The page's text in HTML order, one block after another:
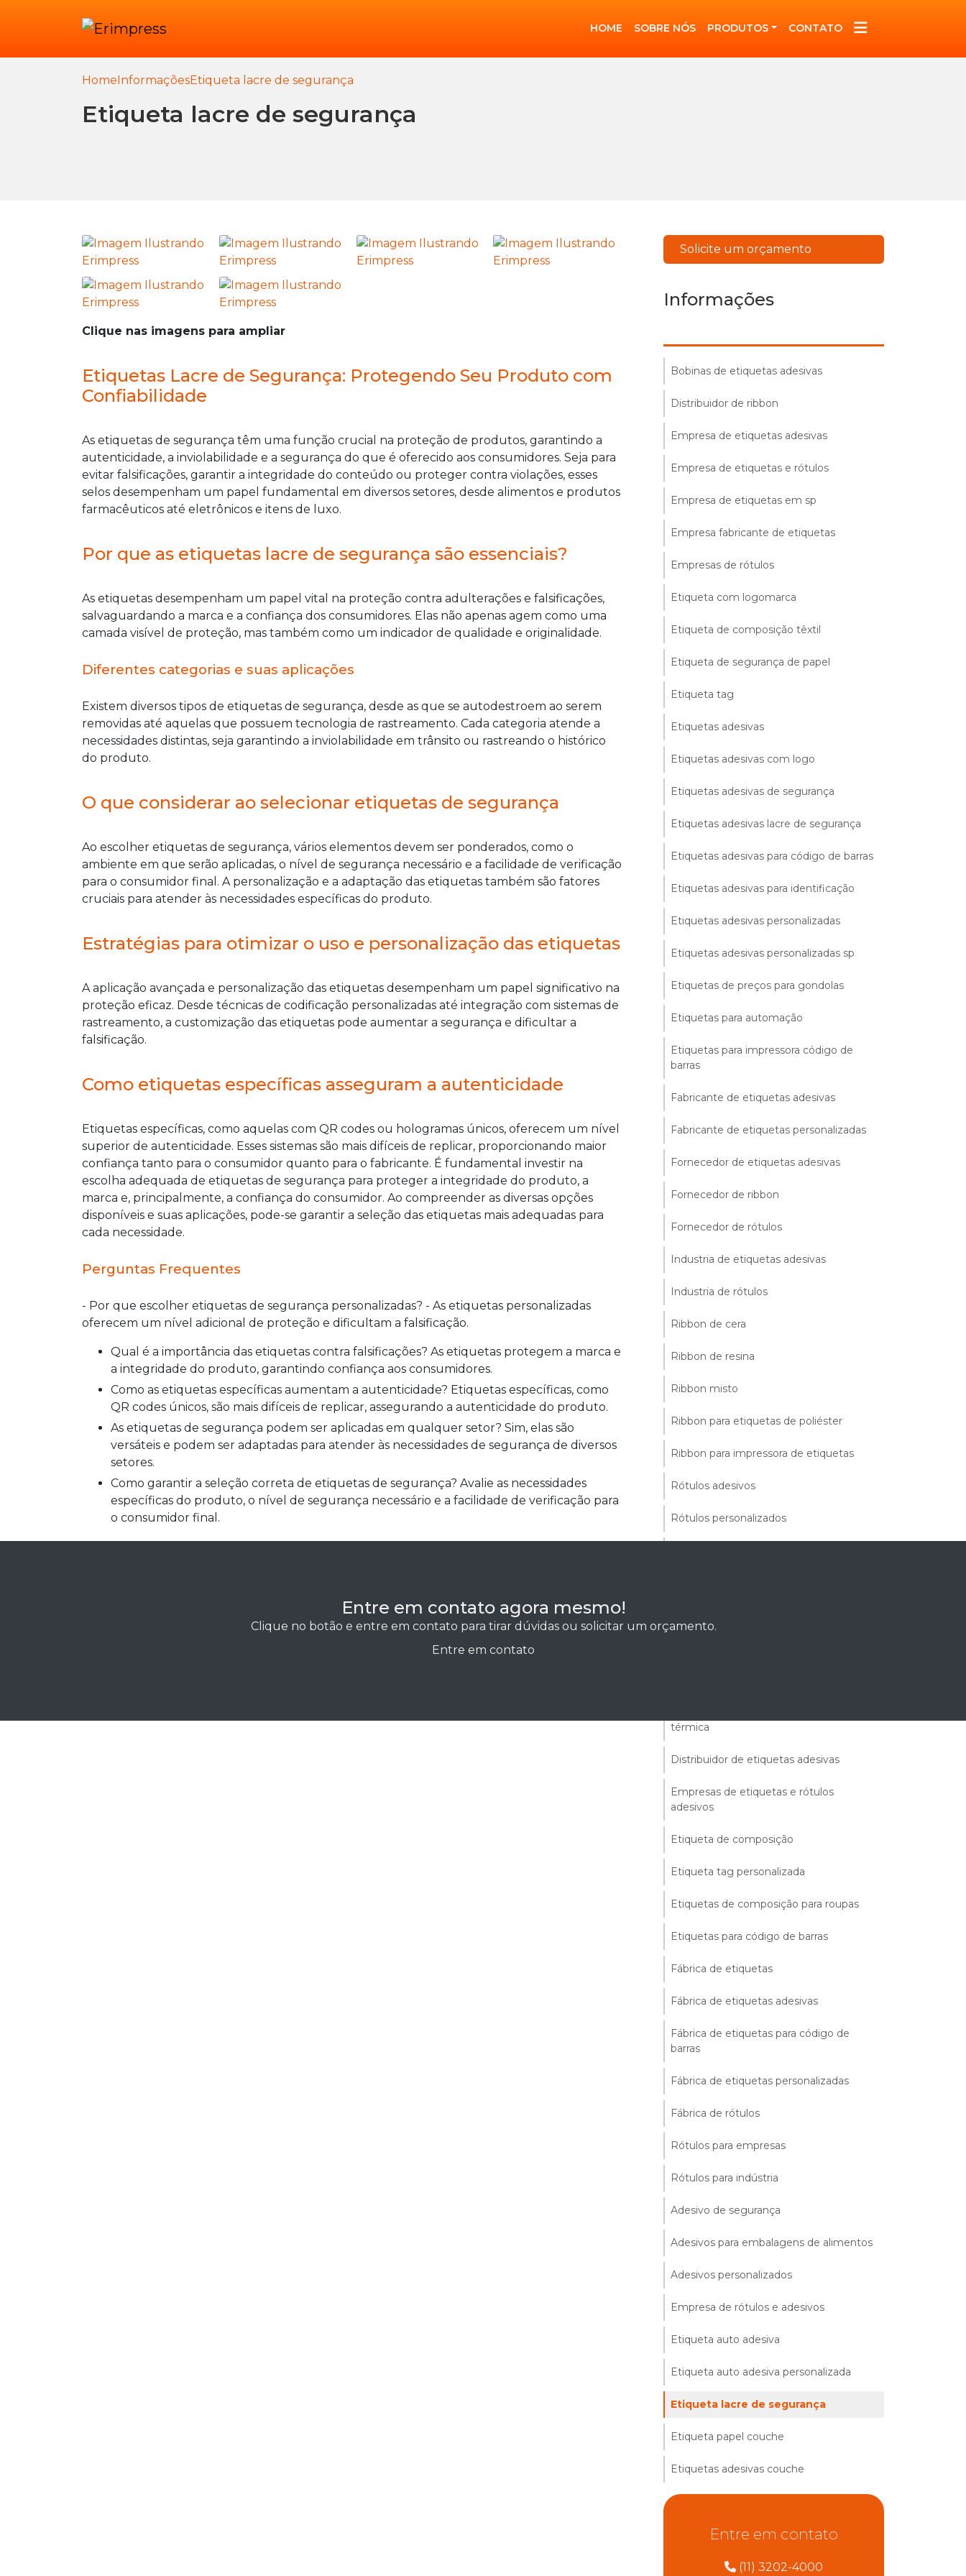
HOME SOBRE NÓS PRODUTOS CONTATO
HomeInformaçõesEtiqueta lacre de segurança
Etiqueta lacre de segurança
Clique nas imagens para ampliar
Etiquetas Lacre de Segurança: Protegendo Seu Produto com
Confiabilidade
As etiquetas de segurança têm uma função crucial na proteção de produtos, garantindo a
autenticidade, a inviolabilidade e a segurança do que é oferecido aos consumidores. Seja para
evitar falsificações, garantir a integridade do conteúdo ou proteger contra violações, esses
selos desempenham um papel fundamental em diversos setores, desde alimentos e produtos
farmacêuticos até eletrônicos e itens de luxo.
Por que as etiquetas lacre de segurança são essenciais?
As etiquetas desempenham um papel vital na proteção contra adulterações e falsificações,
salvaguardando a marca e a confiança dos consumidores. Elas não apenas agem como uma
camada visível de proteção, mas também como um indicador de qualidade e originalidade.
Diferentes categorias e suas aplicações
Existem diversos tipos de etiquetas de segurança, desde as que se autodestroem ao serem
removidas até aquelas que possuem tecnologia de rastreamento. Cada categoria atende a
necessidades distintas, seja garantindo a inviolabilidade em trânsito ou rastreando o histórico
do produto.
O que considerar ao selecionar etiquetas de segurança
Ao escolher etiquetas de segurança, vários elementos devem ser ponderados, como o
ambiente em que serão aplicadas, o nível de segurança necessário e a facilidade de verificação
para o consumidor final. A personalização e a adaptação das etiquetas também são fatores
cruciais para atender às necessidades específicas do produto.
Estratégias para otimizar o uso e personalização das etiquetas
A aplicação avançada e personalização das etiquetas desempenham um papel significativo na
proteção eficaz. Desde técnicas de codificação personalizadas até integração com sistemas de
rastreamento, a customização das etiquetas pode aumentar a segurança e dificultar a
falsificação.
Como etiquetas específicas asseguram a autenticidade
Etiquetas específicas, como aquelas com QR codes ou hologramas únicos, oferecem um nível
superior de autenticidade. Esses sistemas são mais difíceis de replicar, proporcionando maior
confiança tanto para o consumidor quanto para o fabricante. É fundamental investir na
escolha adequada de etiquetas de segurança para proteger a integridade do produto, a
marca e, principalmente, a confiança do consumidor. Ao compreender as diversas opções
disponíveis e suas aplicações, pode-se garantir a seleção das etiquetas mais adequadas para
cada necessidade.
Perguntas Frequentes
- Por que escolher etiquetas de segurança personalizadas? - As etiquetas personalizadas
oferecem um nível adicional de proteção e dificultam a falsificação.
Qual é a importância das etiquetas contra falsificações? As etiquetas protegem a marca e
a integridade do produto, garantindo confiança aos consumidores.
Como as etiquetas específicas aumentam a autenticidade? Etiquetas específicas, como
QR codes únicos, são mais difíceis de replicar, assegurando a autenticidade do produto.
As etiquetas de segurança podem ser aplicadas em qualquer setor? Sim, elas são
versáteis e podem ser adaptadas para atender às necessidades de segurança de diversos
setores.
Como garantir a seleção correta de etiquetas de segurança? Avalie as necessidades
específicas do produto, o nível de segurança necessário e a facilidade de verificação para
o consumidor final.
Entre em contato agora mesmo!
Clique no botão e entre em contato para tirar dúvidas ou solicitar um orçamento.
Entre em contato
Solicite um orçamento
Informações
Bobinas de etiquetas adesivas
Distribuidor de ribbon
Empresa de etiquetas adesivas
Empresa de etiquetas e rótulos
Empresa de etiquetas em sp
Empresa fabricante de etiquetas
Empresas de rótulos
Etiqueta com logomarca
Etiqueta de composição têxtil
Etiqueta de segurança de papel
Etiqueta tag
Etiquetas adesivas
Etiquetas adesivas com logo
Etiquetas adesivas de segurança
Etiquetas adesivas lacre de segurança
Etiquetas adesivas para código de barras
Etiquetas adesivas para identificação
Etiquetas adesivas personalizadas
Etiquetas adesivas personalizadas sp
Etiquetas de preços para gondolas
Etiquetas para automação
Etiquetas para impressora código de
barras
Fabricante de etiquetas adesivas
Fabricante de etiquetas personalizadas
Fornecedor de etiquetas adesivas
Fornecedor de ribbon
Fornecedor de rótulos
Industria de etiquetas adesivas
Industria de rótulos
Ribbon de cera
Ribbon de resina
Ribbon misto
Ribbon para etiquetas de poliéster
Ribbon para impressora de etiquetas
Rótulos adesivos
Rótulos personalizados
térmica
Distribuidor de etiquetas adesivas
Empresas de etiquetas e rótulos
adesivos
Etiqueta de composição
Etiqueta tag personalizada
Etiquetas de composição para roupas
Etiquetas para código de barras
Fábrica de etiquetas
Fábrica de etiquetas adesivas
Fábrica de etiquetas para código de
barras
Fábrica de etiquetas personalizadas
Fábrica de rótulos
Rótulos para empresas
Rótulos para indústria
Adesivo de segurança
Adesivos para embalagens de alimentos
Adesivos personalizados
Empresa de rótulos e adesivos
Etiqueta auto adesiva
Etiqueta auto adesiva personalizada
Etiqueta lacre de segurança
Etiqueta papel couche
Etiquetas adesivas couche
Etiquetas dados variáveis
Etiquetas para embalagens de alimentos
Etiquetas personalizadas
Entre em contato
(11) 3202-4000